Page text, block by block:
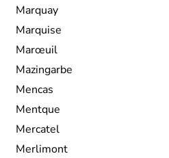
Marquay
Marquise
Marœuil
Mazingarbe
Mencas
Mentque
Mercatel
Merlimont